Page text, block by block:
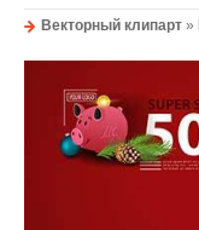
Векторный клипарт »